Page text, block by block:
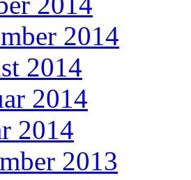
2014
2014
2014
2014
2013